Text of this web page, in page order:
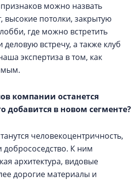
можно назвать
высокие потолки, закрытую
где можно встретить
деловую встречу, а также клуб
экспертиза в том, как
компании останется
добавится в новом сегменте?
человекоцентричность,
добрососедство. К ним
архитектура, видовые
дорогие материалы и